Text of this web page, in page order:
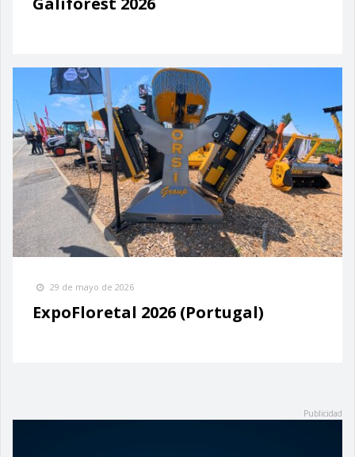
29 de mayo de 2026
ExpoFloretal 2026 (Portugal)